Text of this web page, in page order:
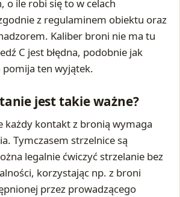
o ile robi się to w celach
z regulaminem obiektu oraz
Kaliber broni nie ma tu
C jest błędna, podobnie jak
ten wyjątek.
jest takie ważne?
każdy kontakt z bronią wymaga
Tymczasem strzelnice są
legalnie ćwiczyć strzelanie bez
korzystając np. z broni
przez prowadzącego